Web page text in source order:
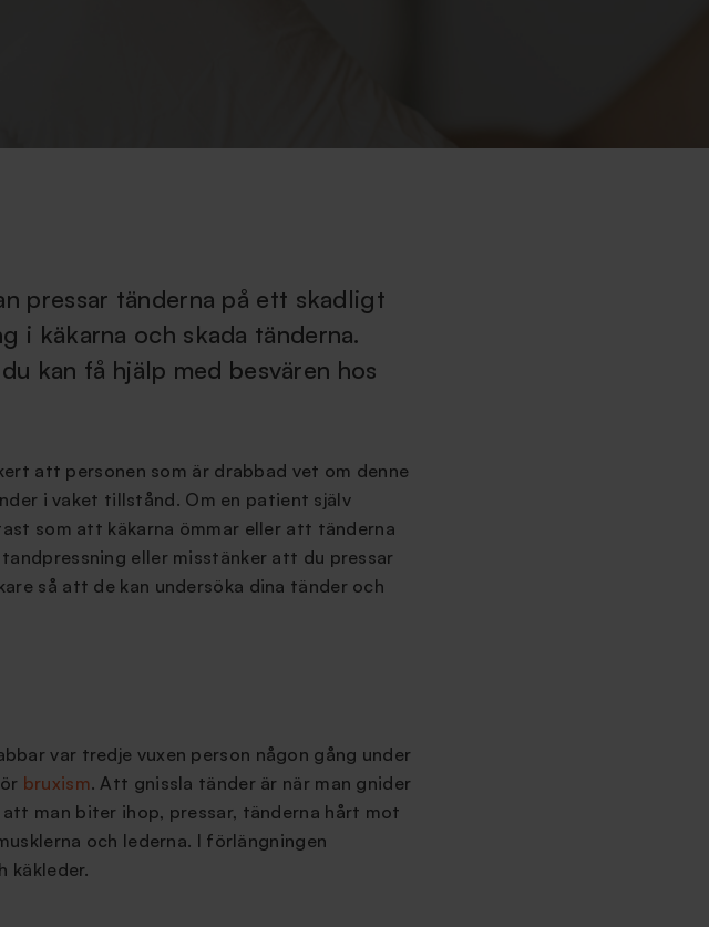
pressar tänderna på ett skadligt
i käkarna och skada tänderna.
kan få hjälp med besvären hos
att personen som är drabbad vet om denne
i vaket tillstånd. Om en patient själv
som att käkarna ömmar eller att tänderna
eller misstänker att du pressar
så att de kan undersöka dina tänder och
var tredje vuxen person någon gång under
bruxism. Att gnissla tänder är när man gnider
man biter ihop, pressar, tänderna hårt mot
och lederna. I förlängningen
käkleder.